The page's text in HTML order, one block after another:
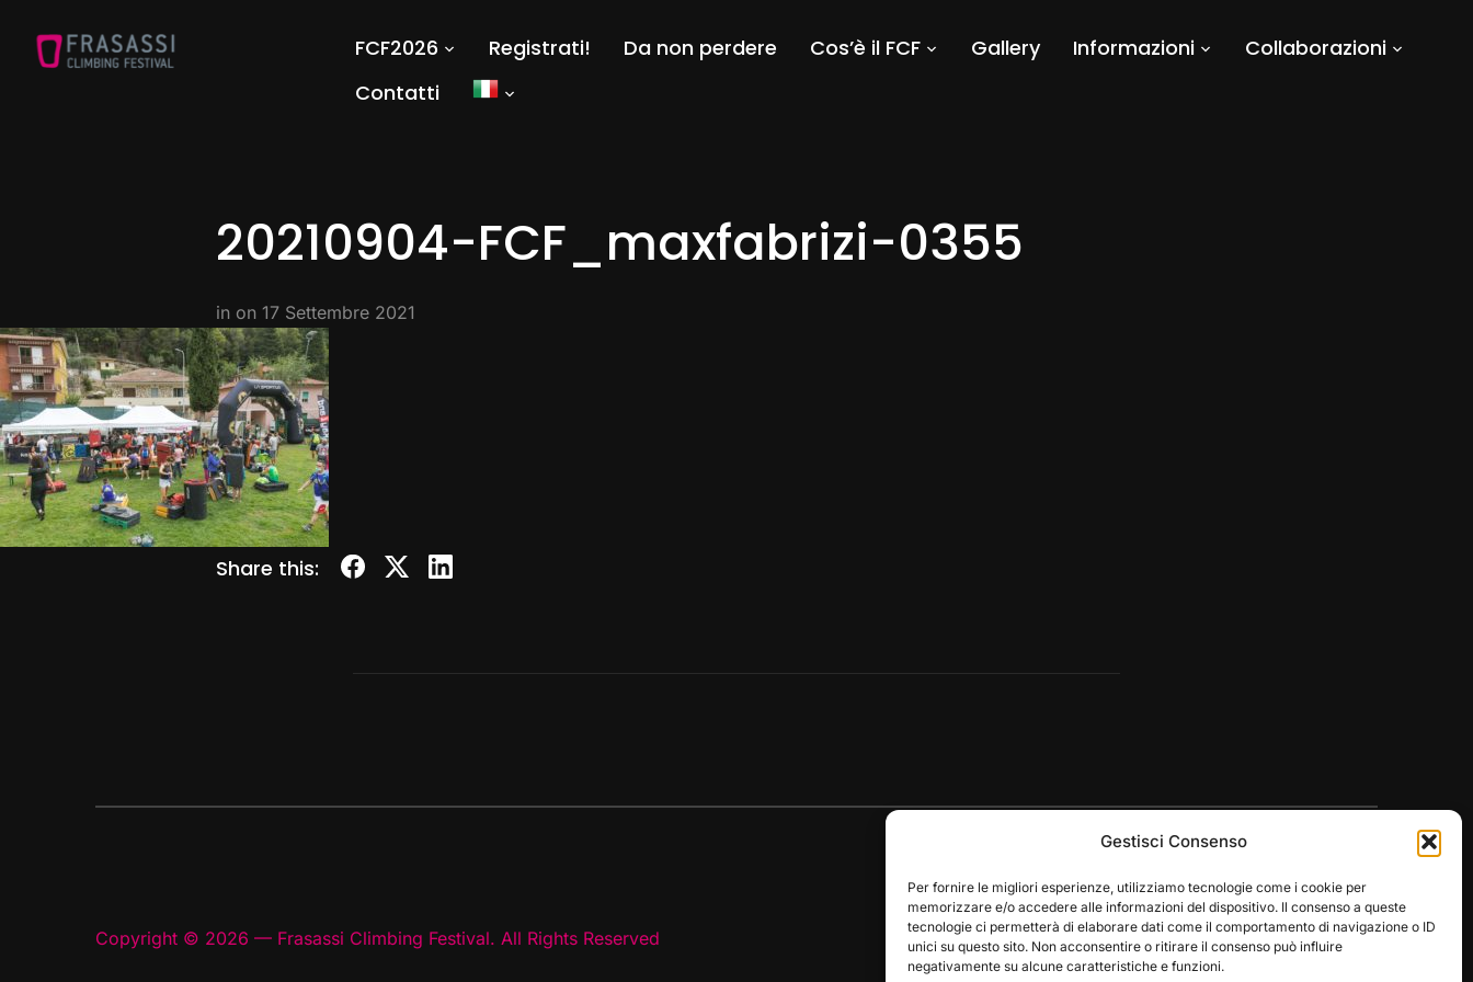
Gestisci Consenso
Per fornire le migliori esperienze, utilizziamo tecnologie come i cookie per
memorizzare e/o accedere alle informazioni del dispositivo. Il consenso a queste
tecnologie ci permetterà di elaborare dati come il comportamento di navigazione o ID
unici su questo sito. Non acconsentire o ritirare il consenso può influire
negativamente su alcune caratteristiche e funzioni.
FCF2026 Registrati! Da non perdere Cos’è il FCF Gallery Informazioni
Collaborazioni
Contatti
20210904-FCF_maxfabrizi-0355
in on 17 Settembre 2021
Share this:
Copyright © 2026 — Frasassi Climbing Festival. All Rights Reserved Designed byWPZOOM